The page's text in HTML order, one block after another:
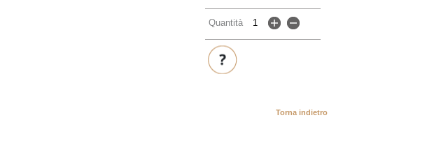
Quantità
Torna indietro